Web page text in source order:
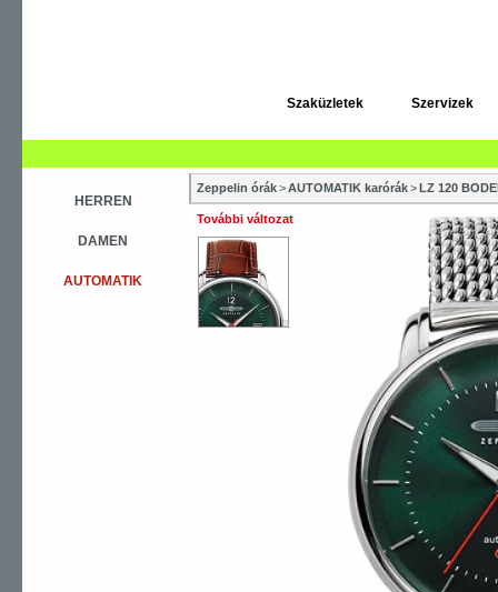
Szaküzletek Szervizek
HERREN
DAMEN
AUTOMATIK
Zeppelin órák>AUTOMATIK karórák>LZ 120
További változat